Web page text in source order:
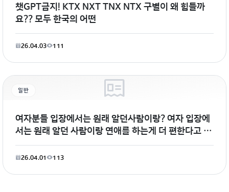
챗GPT금지! KTX NXT TNX NTX 구별이 왜 힘들까
요?? 모두 한국의 어떤
26.04.03 111
일반
여자분들 입장에서는 원래 알던사람이랑? 여자 입장에
서는 원래 알던 사람이랑 연애를 하는게 더 편한다고 생
각하시는편인가요?!즉
26.04.01 113